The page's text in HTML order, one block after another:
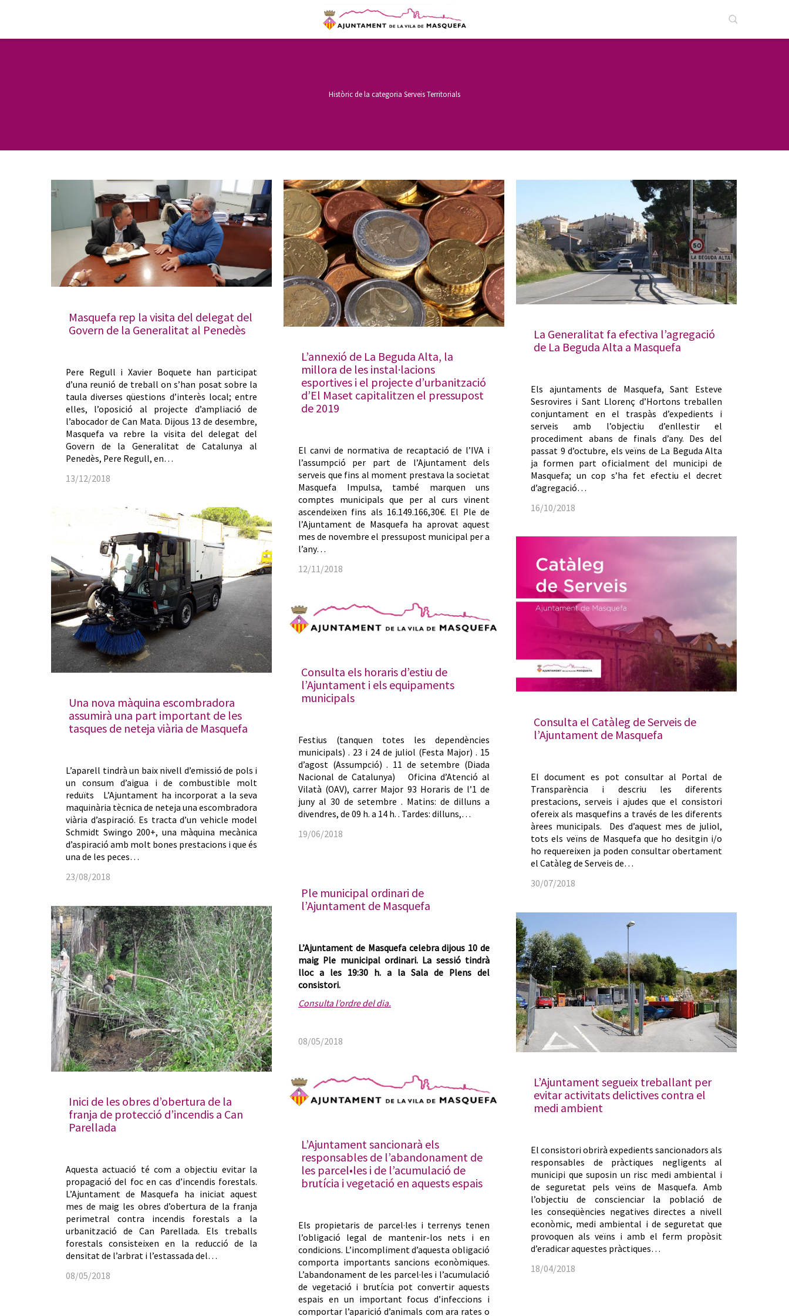
Històric de la categoria Serveis Territorials
Masquefa rep la visita del delegat del
Govern de la Generalitat al Penedès
Pere Regull i Xavier Boquete han participat
d’una reunió de treball on s’han posat sobre la
taula diverses qüestions d’interès local; entre
elles, l’oposició al projecte d’ampliació de
l’abocador de Can Mata. Dijous 13 de desembre,
Masquefa va rebre la visita del delegat del
Govern de la Generalitat de Catalunya al
Penedès, Pere Regull, en…
13/12/2018
L’annexió de La Beguda Alta, la
millora de les instal·lacions
esportives i el projecte d’urbanització
d’El Maset capitalitzen el pressupost
de 2019
El canvi de normativa de recaptació de l’IVA i
l’assumpció per part de l’Ajuntament dels
serveis que fins al moment prestava la societat
Masquefa Impulsa, també marquen uns
comptes municipals que per al curs vinent
ascendeixen fins als 16.149.166,30€. El Ple de
l’Ajuntament de Masquefa ha aprovat aquest
mes de novembre el pressupost municipal per a
l’any…
12/11/2018
La Generalitat fa efectiva l’agregació
de La Beguda Alta a Masquefa
Els ajuntaments de Masquefa, Sant Esteve
Sesrovires i Sant Llorenç d’Hortons treballen
conjuntament en el traspàs d’expedients i
serveis amb l’objectiu d’enllestir el
procediment abans de finals d’any. Des del
passat 9 d’octubre, els veïns de La Beguda Alta
ja formen part oficialment del municipi de
Masquefa; un cop s’ha fet efectiu el decret
d’agregació…
16/10/2018
Una nova màquina escombradora
assumirà una part important de les
tasques de neteja viària de Masquefa
L’aparell tindrà un baix nivell d’emissió de pols i
un consum d’aigua i de combustible molt
reduïts L’Ajuntament ha incorporat a la seva
maquinària tècnica de neteja una escombradora
viària d’aspiració. Es tracta d’un vehicle model
Schmidt Swingo 200+, una màquina mecànica
d’aspiració amb molt bones prestacions i que és
una de les peces…
23/08/2018
Consulta el Catàleg de Serveis de
l’Ajuntament de Masquefa
El document es pot consultar al Portal de
Transparència i descriu les diferents
prestacions, serveis i ajudes que el consistori
ofereix als masquefins a través de les diferents
àrees municipals. Des d’aquest mes de juliol,
tots els veïns de Masquefa que ho desitgin i/o
ho requereixen ja poden consultar obertament
el Catàleg de Serveis de…
30/07/2018
Consulta els horaris d’estiu de
l’Ajuntament i els equipaments
municipals
Festius (tanquen totes les dependències
municipals) . 23 i 24 de juliol (Festa Major) . 15
d’agost (Assumpció) . 11 de setembre (Diada
Nacional de Catalunya) Oficina d’Atenció al
Vilatà (OAV), carrer Major 93 Horaris de l’1 de
juny al 30 de setembre . Matins: de dilluns a
divendres, de 09 h. a 14 h. . Tardes: dilluns,…
19/06/2018
Ple municipal ordinari de
l’Ajuntament de Masquefa
L’Ajuntament de Masquefa celebra dijous 10 de
maig Ple municipal ordinari. La sessió tindrà
lloc a les 19:30 h. a la Sala de Plens del
consistori.
Consulta l’ordre del dia.
08/05/2018
Inici de les obres d’obertura de la
franja de protecció d’incendis a Can
Parellada
Aquesta actuació té com a objectiu evitar la
propagació del foc en cas d’incendis forestals.
L’Ajuntament de Masquefa ha iniciat aquest
mes de maig les obres d’obertura de la franja
perimetral contra incendis forestals a la
urbanització de Can Parellada. Els treballs
forestals consisteixen en la reducció de la
densitat de l’arbrat i l’estassada del…
08/05/2018
L’Ajuntament segueix treballant per
evitar activitats delictives contra el
medi ambient
El consistori obrirà expedients sancionadors als
responsables de pràctiques negligents al
municipi que suposin un risc medi ambiental i
de seguretat pels veïns de Masquefa. Amb
l’objectiu de conscienciar la població de
les conseqüències negatives directes a nivell
econòmic, medi ambiental i de seguretat que
provoquen als veïns i amb el ferm propòsit
d’eradicar aquestes pràctiques…
18/04/2018
L’Ajuntament sancionarà els
responsables de l’abandonament de
les parcel•les i de l’acumulació de
brutícia i vegetació en aquests espais
Els propietaris de parcel·les i terrenys tenen
l’obligació legal de mantenir-los nets i en
condicions. L’incompliment d’aquesta obligació
comporta importants sancions econòmiques.
L’abandonament de les parcel·les i l’acumulació
de vegetació i brutícia pot convertir aquests
espais en un important focus d’infeccions i
comportar l’aparició d’animals com ara rates o